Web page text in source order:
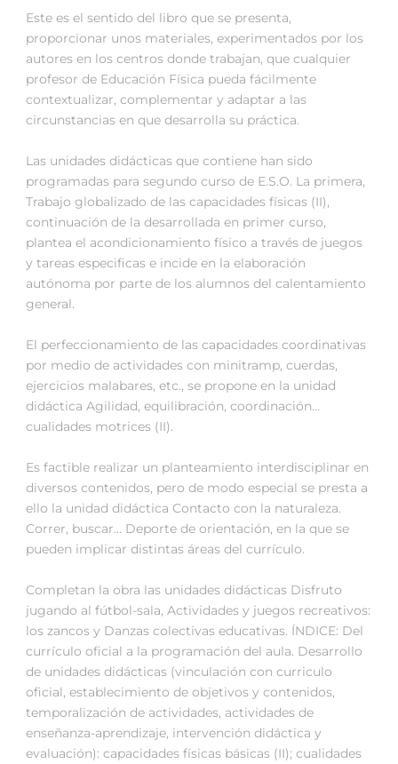
Este es el sentido del libro que se presenta,
proporcionar unos materiales, experimentados por los
autores en los centros donde trabajan, que cualquier
profesor de Educación Física pueda fácilmente
contextualizar, complementar y adaptar a las
circunstancias en que desarrolla su práctica.
Las unidades didácticas que contiene han sido
programadas para segundo curso de E.S.O. La primera,
Trabajo globalizado de las capacidades físicas (II),
continuación de la desarrollada en primer curso,
plantea el acondicionamiento físico a través de juegos
y tareas especificas e incide en la elaboración
autónoma por parte de los alumnos del calentamiento
general.
El perfeccionamiento de las capacidades coordinativas
por medio de actividades con minitramp, cuerdas,
ejercicios malabares, etc., se propone en la unidad
didáctica Agilidad, equilibración, coordinación…
cualidades motrices (II).
Es factible realizar un planteamiento interdisciplinar en
diversos contenidos, pero de modo especial se presta a
ello la unidad didáctica Contacto con la naturaleza.
Correr, buscar… Deporte de orientación, en la que se
pueden implicar distintas áreas del currículo.
Completan la obra las unidades didácticas Disfruto
jugando al fútbol-sala, Actividades y juegos recreativos:
los zancos y Danzas colectivas educativas. ÍNDICE: Del
currículo oficial a la programación del aula. Desarrollo
de unidades didácticas (vinculación con curriculo
oficial, establecimiento de objetivos y contenidos,
temporalización de actividades, actividades de
enseñanza-aprendizaje, intervención didáctica y
evaluación): capacidades físicas básicas (II); cualidades